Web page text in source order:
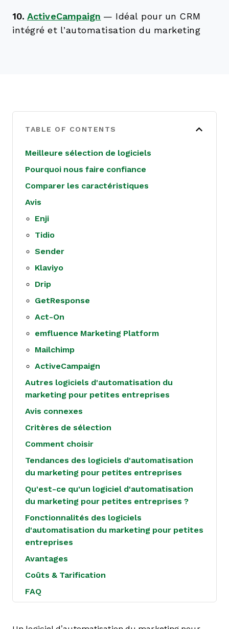
10. ActiveCampaign — Idéal pour un CRM
intégré et l’automatisation du marketing
TABLE OF CONTENTS
Meilleure sélection de logiciels
Pourquoi nous faire confiance
Comparer les caractéristiques
Avis
Enji
Tidio
Sender
Klaviyo
Drip
GetResponse
Act-On
emfluence Marketing Platform
Mailchimp
ActiveCampaign
Autres logiciels d'automatisation du
marketing pour petites entreprises
Avis connexes
Critères de sélection
Comment choisir
Tendances des logiciels d'automatisation
du marketing pour petites entreprises
Qu'est-ce qu'un logiciel d'automatisation
du marketing pour petites entreprises ?
Fonctionnalités des logiciels
d'automatisation du marketing pour petites
entreprises
Avantages
Coûts & Tarification
FAQ